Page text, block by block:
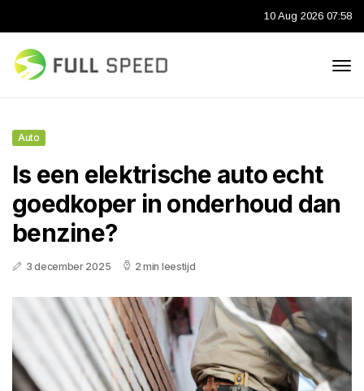
10 Aug 2026 07:58
Auto
Is een elektrische auto echt
goedkoper in onderhoud dan
benzine?
3 december 2025 2 min leestijd